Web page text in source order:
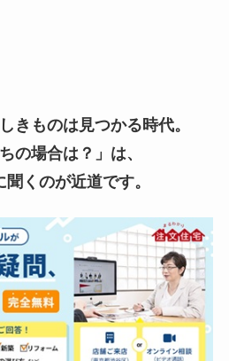
きものは見つかる時代。
の場合は？」は、
くのが近道です。